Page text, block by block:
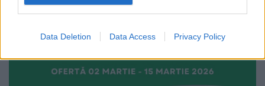
Data Deletion Data Access Privacy Policy